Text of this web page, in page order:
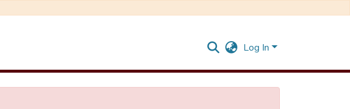
Log In